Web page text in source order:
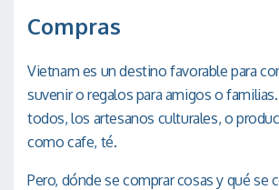
Compras
Vietnam es un destino favorable para
suvenir o regalos para amigos o
todos, los artesanos culturales, o
como cafe, té.
Pero, dónde se comprar cosas y qué se